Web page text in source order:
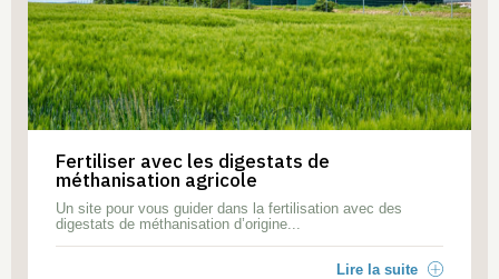
Fertiliser avec les digestats de
méthanisation agricole
Un site pour vous guider dans la fertilisation avec des
digestats de méthanisation d’origine...
Lire la suite